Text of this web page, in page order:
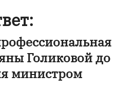
Голиковой до
министром